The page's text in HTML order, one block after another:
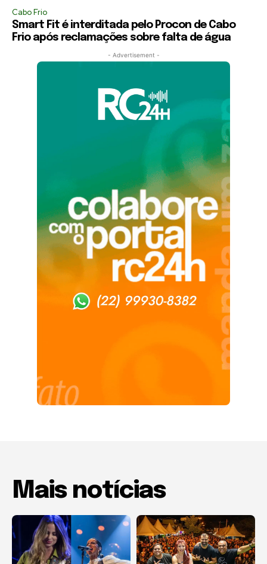
Cabo Frio
Smart Fit é interditada pelo Procon de Cabo
Frio após reclamações sobre falta de água
- Advertisement -
Mais notícias